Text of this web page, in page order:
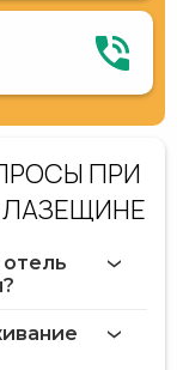
ПРИ